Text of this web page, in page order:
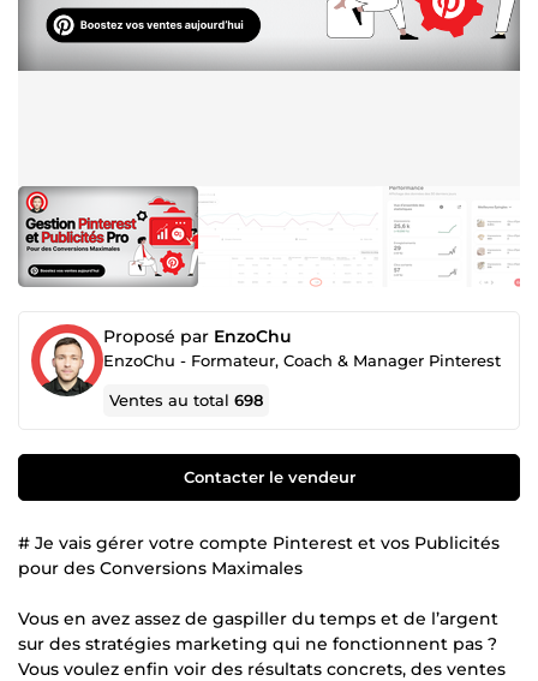
Proposé par EnzoChu
EnzoChu - Formateur, Coach & Manager Pinterest
Ventes au total698
Contacter le vendeur
# Je vais gérer votre compte Pinterest et vos Publicités
pour des Conversions Maximales
Vous en avez assez de gaspiller du temps et de l’argent
sur des stratégies marketing qui ne fonctionnent pas ?
Vous voulez enfin voir des résultats concrets, des ventes